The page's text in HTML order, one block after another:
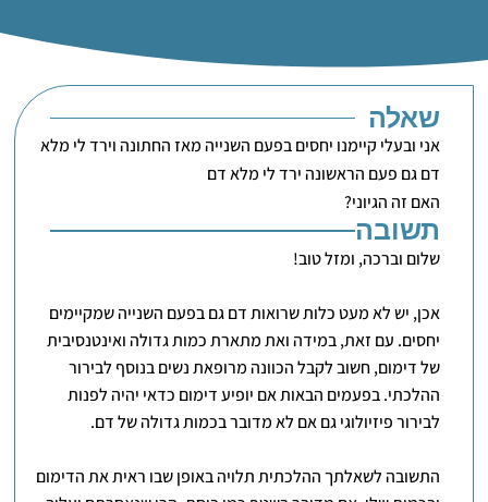
שאלה
אני ובעלי קיימנו יחסים בפעם השנייה מאז החתונה וירד לי מלא
דם גם פעם הראשונה ירד לי מלא דם
האם זה הגיוני?
תשובה
שלום וברכה, ומזל טוב!
אכן, יש לא מעט כלות שרואות דם גם בפעם השנייה שמקיימים
יחסים. עם זאת, במידה ואת מתארת כמות גדולה ואינטנסיבית
של דימום, חשוב לקבל הכוונה מרופאת נשים בנוסף לבירור
ההלכתי. בפעמים הבאות אם יופיע דימום כדאי יהיה לפנות
לבירור פיזיולוגי גם אם לא מדובר בכמות גדולה של דם.
התשובה לשאלתך ההלכתית תלויה באופן שבו ראית את הדימום